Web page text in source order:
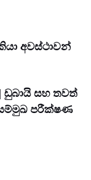
අවස්ථාවන්
ඩුබායි සහ තවත්
සම්මුඛ පරීක්ෂණ